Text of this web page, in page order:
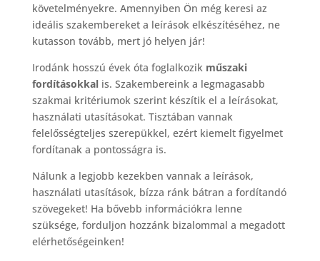
követelményekre. Amennyiben Ön még keresi az
ideális szakembereket a leírások elkészítéséhez, ne
kutasson tovább, mert jó helyen jár!
Irodánk hosszú évek óta foglalkozik műszaki
fordításokkal is. Szakembereink a legmagasabb
szakmai kritériumok szerint készítik el a leírásokat,
használati utasításokat. Tisztában vannak
felelősségteljes szerepükkel, ezért kiemelt figyelmet
fordítanak a pontosságra is.
Nálunk a legjobb kezekben vannak a leírások,
használati utasítások, bízza ránk bátran a fordítandó
szövegeket! Ha bővebb információkra lenne
szüksége, forduljon hozzánk bizalommal a megadott
elérhetőségeinken!